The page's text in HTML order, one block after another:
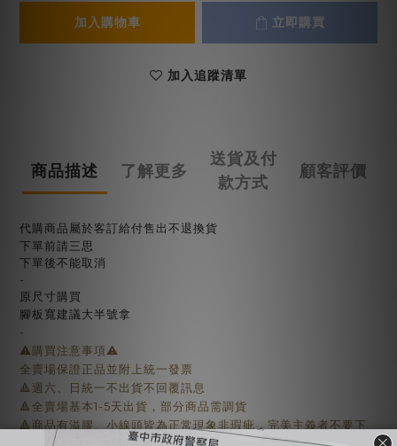
加入購物車 立即購買
加入追蹤清單
商品描述 了解更多
送貨及付
款方式
顧客評價
代購商品屬於客訂給付售出不退換貨
下單前請三思
下單後不能取消
-
原尺寸購買
腳板寬建議大半號拿
-
⚠️購買注意事項⚠️
全賣場保證正品並附上統一發票
🔺週六、日統一不出貨不回覆訊息
🔺全賣場基本1-5天出貨，部分商品需調貨
🔺商品有溢膠、小線頭皆為正常現象非瑕疵，完美主義者不要下